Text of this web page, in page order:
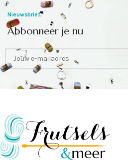
Nieuwsbrief
Abbonneer je nu